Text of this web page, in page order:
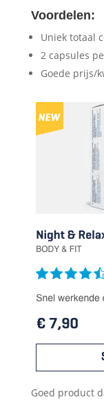
Voordelen:
Uniek totaal
2 capsules
Goede prijs/
Goed product